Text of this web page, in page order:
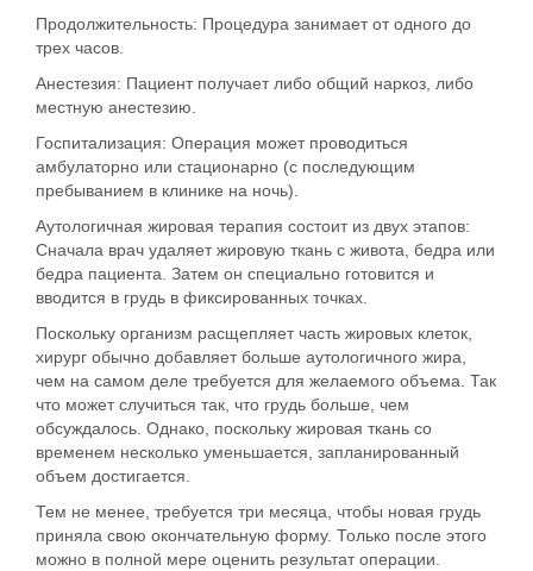
Продолжительность: Процедура занимает от одного до
трех часов.
Анестезия: Пациент получает либо общий наркоз, либо
местную анестезию.
Госпитализация: Операция может проводиться
амбулаторно или стационарно (с последующим
пребыванием в клинике на ночь).
Аутологичная жировая терапия состоит из двух этапов:
Сначала врач удаляетжировую ткань с живота, бедра или
бедра пациента . Затем он специально готовится и
вводится в грудь в фиксированных точках.
Поскольку организм расщепляет часть жировых клеток,
хирург обычно добавляет больше аутологичного жира,
чем на самом деле требуется для желаемого объема. Так
что может случиться так, что грудь больше, чем
обсуждалось. Однако, поскольку жировая ткань со
временем несколько уменьшается, запланированный
объем достигается.
Тем не менее, требуется три месяца, чтобы новая грудь
приняла свою окончательную форму. Только после этого
можно в полной мере оценить результат операции.